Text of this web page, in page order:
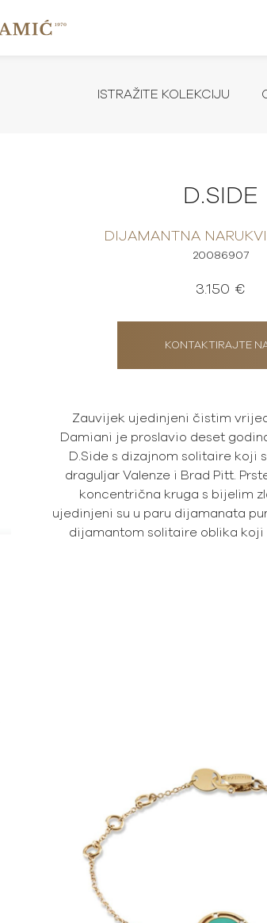
ISTRAŽITE KOLEKCIJU
D.SIDE
DIJAMANTNA
20086907
3.150 €
KONTAKTIRAJTE
Zauvijek ujedinjeni čistim
Damiani je proslavio deset
D.Side s dizajnom solitaire koji
draguljar Valenze i Brad Pitt.
koncentrična kruga s bijelim
ujedinjeni su u paru dijamanata
dijamantom solitaire oblika koji